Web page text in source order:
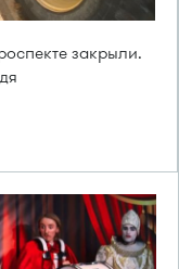
закрыли.